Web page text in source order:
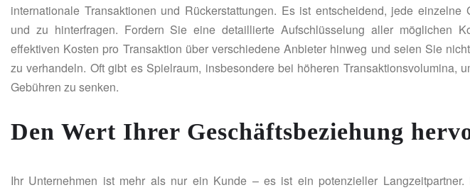
internationale Transaktionen und Rückerstattungen. Es ist entscheidend, jede einzelne
und zu hinterfragen. Fordern Sie eine detaillierte Aufschlüsselung aller möglichen
effektiven Kosten pro Transaktion über verschiedene Anbieter hinweg und seien Sie
zu verhandeln. Oft gibt es Spielraum, insbesondere bei höheren Transaktionsvolumina,
Gebühren zu senken.
Den Wert Ihrer Geschäftsbeziehung
Ihr Unternehmen ist mehr als nur ein Kunde – es ist ein potenzieller